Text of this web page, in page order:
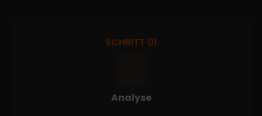
SCHRITT 01
Analyse